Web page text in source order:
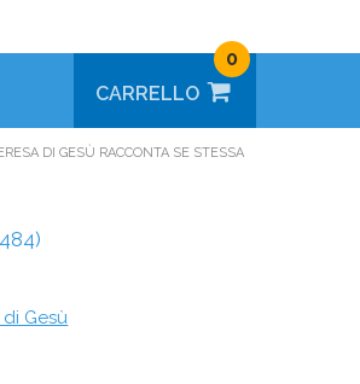
0
DI GESÙ RACCONTA SE STESSA
di Gesù